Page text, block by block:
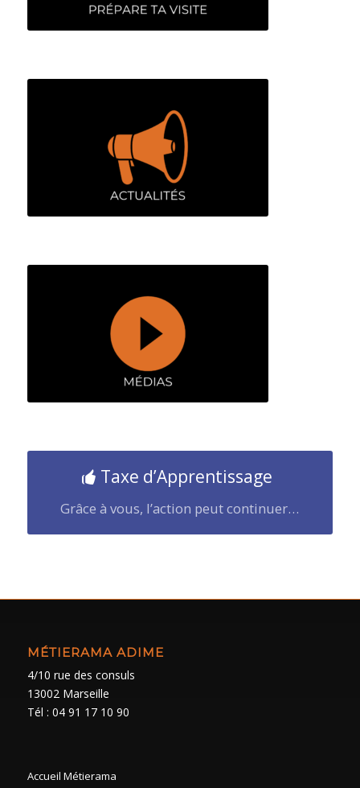
Taxe d’Apprentissage
Grâce à vous, l’action peut continuer…
MÉTIERAMA ADIME
4/10 rue des consuls
13002 Marseille
Tél : 04 91 17 10 90
Accueil Métierama